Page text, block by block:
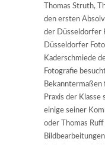
Thomas Struth,
den ersten
der Düsseldorfer
Düsseldorfer
Kaderschmiede
Fotografie
Praxis der Klasse
einige seiner
oder Thomas